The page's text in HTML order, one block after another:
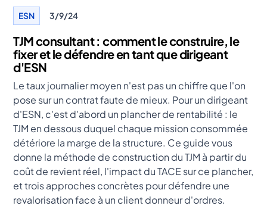
ESN 3/9/24
TJM consultant : comment le construire, le
fixer et le défendre en tant que dirigeant
d'ESN
Le taux journalier moyen n'est pas un chiffre que l'on
pose sur un contrat faute de mieux. Pour un dirigeant
d'ESN, c'est d'abord un plancher de rentabilité : le
TJM en dessous duquel chaque mission consommée
détériore la marge de la structure. Ce guide vous
donne la méthode de construction du TJM à partir du
coût de revient réel, l'impact du TACE sur ce plancher,
et trois approches concrètes pour défendre une
revalorisation face à un client donneur d'ordres.